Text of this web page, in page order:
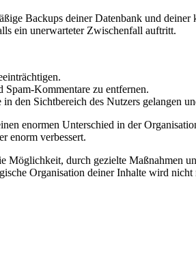
Backups deiner Datenbank⁤ und⁢ deiner
ein unerwarteter Zwischenfall ‍auftritt.
Kommentare ⁤zu entfernen.
⁤den Sichtbereich des Nutzers gelangen
​enormen ⁢Unterschied‌ in der
enorm verbessert.
Möglichkeit,​ durch gezielte Maßnahmen
Organisation deiner Inhalte wird⁢